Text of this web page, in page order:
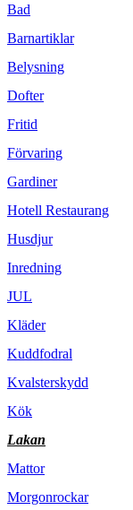
Bad
Barnartiklar
Belysning
Dofter
Fritid
Förvaring
Gardiner
Hotell Restaurang
Husdjur
Inredning
JUL
Kläder
Kuddfodral
Kvalsterskydd
Kök
Lakan
Mattor
Morgonrockar